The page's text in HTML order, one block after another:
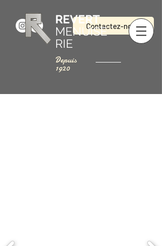
Contactez-nous
REVERT
MENUISE
RIE
Depuis
1920